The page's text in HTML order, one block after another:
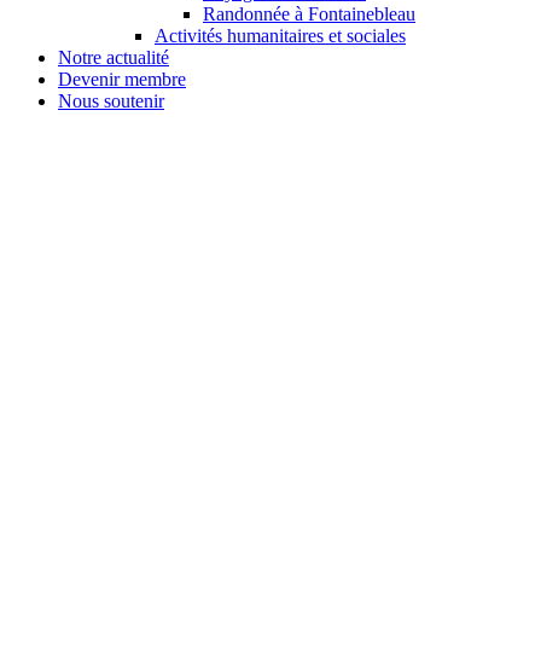
Randonnée à Fontainebleau
Activités humanitaires et sociales
Notre actualité
Devenir membre
Nous soutenir